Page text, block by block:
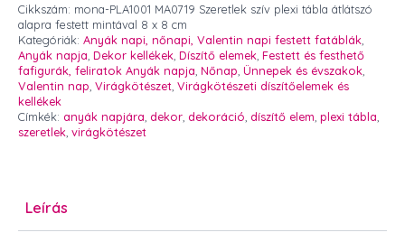
átlátszó
alapra
festett
mintával
8
x
8
cm
mennyiség
Cikkszám: mona-PLA1001 MA0719 Szeretlek szív plexi tábla átlátszó
alapra festett mintával 8 x 8 cm
Kategóriák: Anyák napi, nőnapi, Valentin napi festett fatáblák,
Anyák napja, Dekor kellékek, Díszítő elemek, Festett és festhető
fafigurák, feliratok Anyák napja, Nőnap, Ünnepek és évszakok,
Valentin nap, Virágkötészet, Virágkötészeti díszítőelemek és
kellékek
Címkék: anyák napjára, dekor, dekoráció, díszítő elem, plexi tábla,
szeretlek, virágkötészet
Leírás